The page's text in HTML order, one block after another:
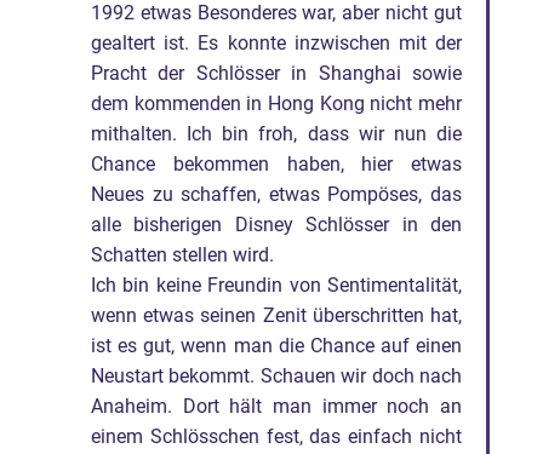
1992 etwas Besonderes war, aber nicht gut
gealtert ist. Es konnte inzwischen mit der
Pracht der Schlösser in Shanghai sowie
dem kommenden in Hong Kong nicht mehr
mithalten. Ich bin froh, dass wir nun die
Chance bekommen haben, hier etwas
Neues zu schaffen, etwas Pompöses, das
alle bisherigen Disney Schlösser in den
Schatten stellen wird.
Ich bin keine Freundin von Sentimentalität,
wenn etwas seinen Zenit überschritten hat,
ist es gut, wenn man die Chance auf einen
Neustart bekommt. Schauen wir doch nach
Anaheim. Dort hält man immer noch an
einem Schlösschen fest, das einfach nicht